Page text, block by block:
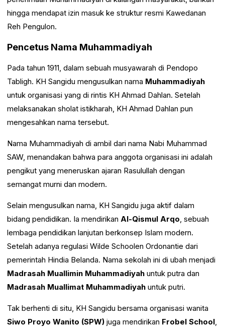
hingga mendapat izin masuk ke struktur resmi Kawedanan
Reh Pengulon.
Pencetus Nama Muhammadiyah
Pada tahun 1911, dalam sebuah musyawarah di Pendopo
Tabligh. KH Sangidu mengusulkan nama Muhammadiyah
untuk organisasi yang di rintis KH Ahmad Dahlan. Setelah
melaksanakan sholat istikharah, KH Ahmad Dahlan pun
mengesahkan nama tersebut.
Nama Muhammadiyah di ambil dari nama Nabi Muhammad
SAW, menandakan bahwa para anggota organisasi ini adalah
pengikut yang meneruskan ajaran Rasulullah dengan
semangat murni dan modern.
Selain mengusulkan nama, KH Sangidu juga aktif dalam
bidang pendidikan. Ia mendirikan Al-Qismul Arqo, sebuah
lembaga pendidikan lanjutan berkonsep Islam modern.
Setelah adanya regulasi Wilde Schoolen Ordonantie dari
pemerintah Hindia Belanda. Nama sekolah ini di ubah menjadi
Madrasah Muallimin Muhammadiyah untuk putra dan
Madrasah Muallimat Muhammadiyah untuk putri.
Tak berhenti di situ, KH Sangidu bersama organisasi wanita
Siwo Proyo Wanito (SPW) juga mendirikan Frobel School,